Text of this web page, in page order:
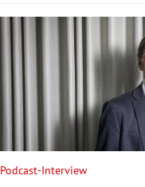
Podcast-Interview